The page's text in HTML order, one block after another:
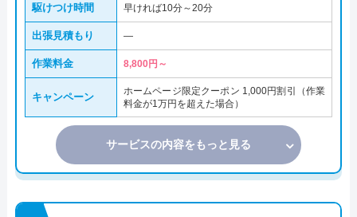
駆けつけ時間 早ければ10分～20分
出張見積もり ―
作業料金 8,800円～
キャンペーン
ホームページ限定クーポン 1,000円割引（作業
料金が1万円を超えた場合）
サービスの内容をもっと見る